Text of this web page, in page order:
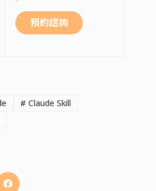
預約諮詢
# Claude Skill